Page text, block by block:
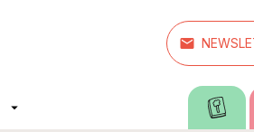
email
arrow_drop_down